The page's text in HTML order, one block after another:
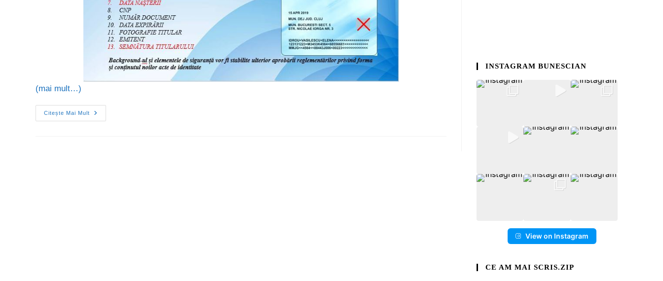
(mai mult…)
Citește Mai Mult
INSTAGRAM BUNESCIAN
View on Instagram
CE AM MAI SCRIS.ZIP